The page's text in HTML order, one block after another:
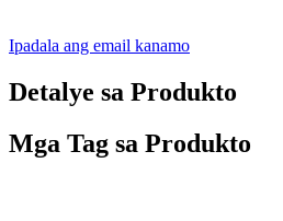
Ipadala ang email kanamo
Detalye sa Produkto
Mga Tag sa Produkto